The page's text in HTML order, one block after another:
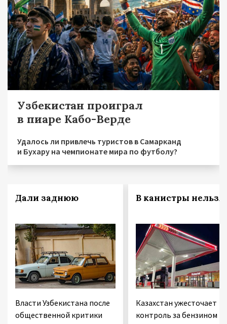
Узбекистан проиграл
в пиаре Кабо-Верде
Удалось ли привлечь туристов в Самарканд
и Бухару на чемпионате мира по футболу?
Дали заднюю
Власти Узбекистана после
общественной критики
В канистры нельзя!
Казахстан ужесточает
контроль за бензином